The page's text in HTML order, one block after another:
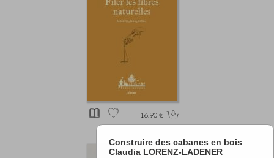
Construire des cabanes en bois
Claudia LORENZ-LADENER
16.90 €